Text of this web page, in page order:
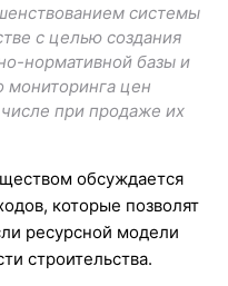
системы
с целью создания
нормативной базы и
мониторинга цен
при продаже их
обсуждается
которые позволят
ресурсной модели
строительства.